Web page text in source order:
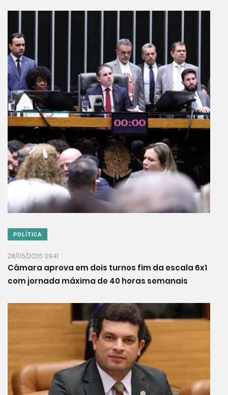
POLÍTICA
28/05/2026 09:41
Câmara aprova em dois turnos fim da escala 6x1
com jornada máxima de 40 horas semanais